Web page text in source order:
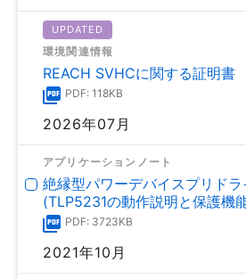
UPDATED
環境関連情報
REACH SVHCに関する証明書
PDF: 118KB
2026年07月
アプリケーションノート
絶縁型パワーデバイスプリド
(TLP5231の動作説明と保護機
PDF: 3723KB
2021年10月